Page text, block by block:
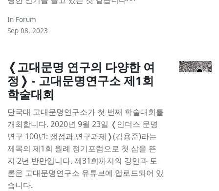
In Forum
Sep 08, 2023
❬고대문명 연구의 다양한 여
정❭ - 고대문명연구소 제1회
학술대회
단국대 고대문명연구소가 첫 번째 학술대회를
개최합니다. 2020년 9월 23일 ❬인더스 문명
연구 100년: 쟁점과 연구과제❭(김용준)라는
제목의 제1회 월례 정기포럼으로 첫 삽을 뜬
지 2년 반만입니다. 제31회까지의 강연과 토
론은 고대문명연구소 유튜브에 업로드되어 있
습니다.